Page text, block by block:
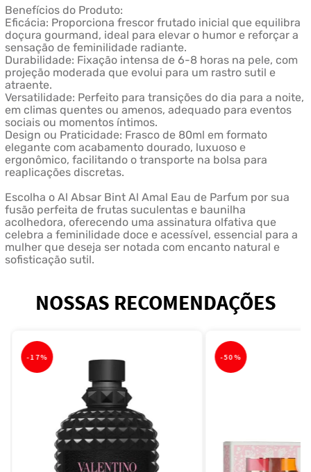
Benefícios do Produto:
Eficácia: Proporciona frescor frutado inicial que equilibra
doçura gourmand, ideal para elevar o humor e reforçar a
sensação de feminilidade radiante.
Durabilidade: Fixação intensa de 6-8 horas na pele, com
projeção moderada que evolui para um rastro sutil e
atraente.
Versatilidade: Perfeito para transições do dia para a noite,
em climas quentes ou amenos, adequado para eventos
sociais ou momentos íntimos.
Design ou Praticidade: Frasco de 80ml em formato
elegante com acabamento dourado, luxuoso e
ergonômico, facilitando o transporte na bolsa para
reaplicações discretas.
Escolha o Al Absar Bint Al Amal Eau de Parfum por sua
fusão perfeita de frutas suculentas e baunilha
acolhedora, oferecendo uma assinatura olfativa que
celebra a feminilidade doce e acessível, essencial para a
mulher que deseja ser notada com encanto natural e
sofisticação sutil.
NOSSAS RECOMENDAÇÕES
-17% -50%